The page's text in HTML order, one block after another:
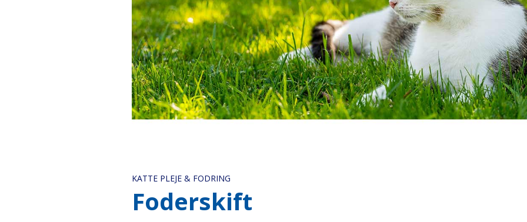
KATTE PLEJE & FODRING
Foderskift